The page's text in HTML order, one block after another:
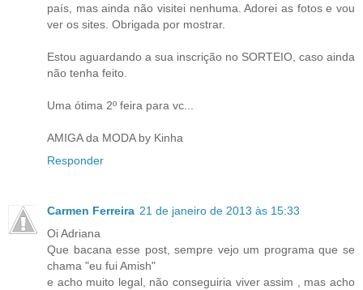
país, mas ainda não visitei nenhuma. Adorei as fotos e vou
ver os sites. Obrigada por mostrar.
Estou aguardando a sua inscrição no SORTEIO, caso ainda
não tenha feito.
Uma ótima 2º feira para vc...
AMIGA da MODA by Kinha
Responder
Carmen Ferreira 21 de janeiro de 2013 às 15:33
Oi Adriana
Que bacana esse post, sempre vejo um programa que se
chama "eu fui Amish"
e acho muito legal, não conseguiria viver assim , mas acho